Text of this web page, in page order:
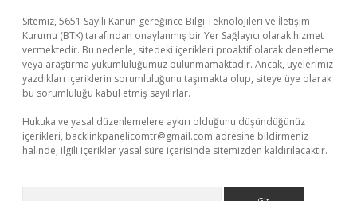
Sitemiz, 5651 Sayılı Kanun gereğince Bilgi Teknolojileri ve İletişim
Kurumu (BTK) tarafından onaylanmış bir Yer Sağlayıcı olarak hizmet
vermektedir. Bu nedenle, sitedeki içerikleri proaktif olarak denetleme
veya araştırma yükümlülüğümüz bulunmamaktadır. Ancak, üyelerimiz
yazdıkları içeriklerin sorumluluğunu taşımakta olup, siteye üye olarak
bu sorumluluğu kabul etmiş sayılırlar.
Hukuka ve yasal düzenlemelere aykırı olduğunu düşündüğünüz
içerikleri, backlinkpanelicomtr@gmail.com adresine bildirmeniz
halinde, ilgili içerikler yasal süre içerisinde sitemizden kaldırılacaktır.